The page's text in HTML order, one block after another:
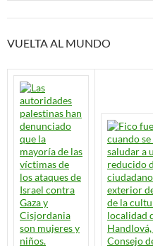
VUELTA AL MUNDO